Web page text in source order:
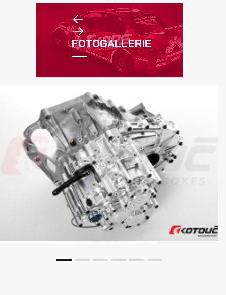
FOTOGALLERIE